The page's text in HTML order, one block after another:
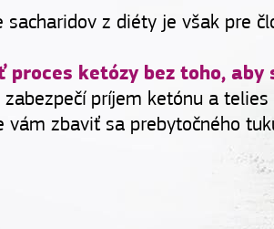
sacharidov z diéty je však pre
proces ketózy bez toho, aby
zabezpečí príjem ketónu a telies
vám zbaviť sa prebytočného